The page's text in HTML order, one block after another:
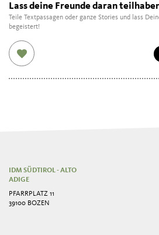
Lass deine Freunde daran
Teile Textpassagen oder ganze Stories und lass
begeistert!
IDM SÜDTIROL - ALTO
ADIGE
PFARRPLATZ 11
39100 BOZEN